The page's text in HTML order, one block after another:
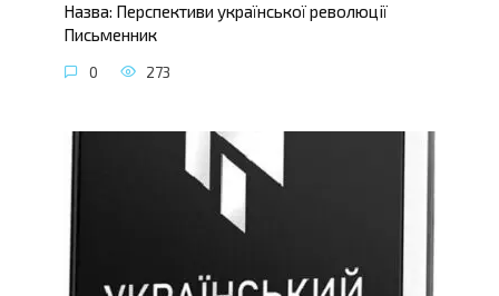
Назва: Перспективи української революції
Письменник
0 273